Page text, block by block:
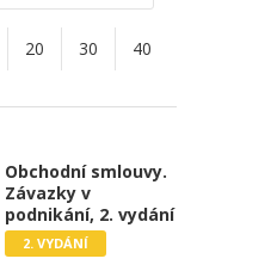
20 30 40
Obchodní smlouvy.
Závazky v
podnikání, 2. vydání
2. VYDÁNÍ